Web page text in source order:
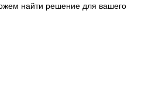
найти решение для вашего